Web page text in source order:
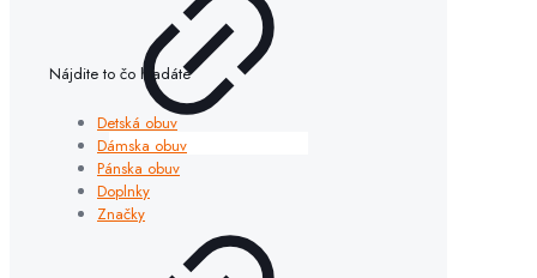
Nájdite to čo hľadáte
Detská obuv
Dámska obuv
Pánska obuv
Doplnky
Značky